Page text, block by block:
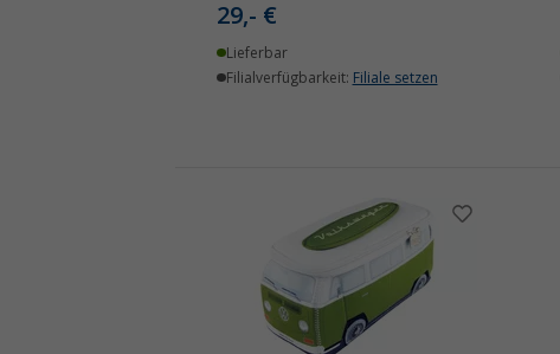
29,- €
Lieferbar
Filialverfügbarkeit: Filiale setzen